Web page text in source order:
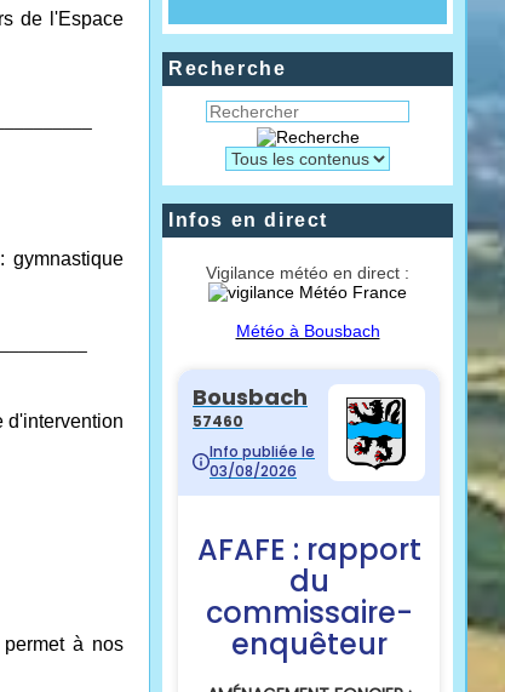
de l'Espace
gymnastique
d'intervention
à nos
Recherche
Infos en direct
Vigilance météo en direct :
Météo à Bousbach